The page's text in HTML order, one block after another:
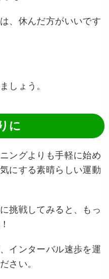
、休んだ方がいいです
しょう。
に
ングよりも手軽に始め
にする素晴らしい運動
挑戦してみると、もっ
インターバル速歩を運
さい。